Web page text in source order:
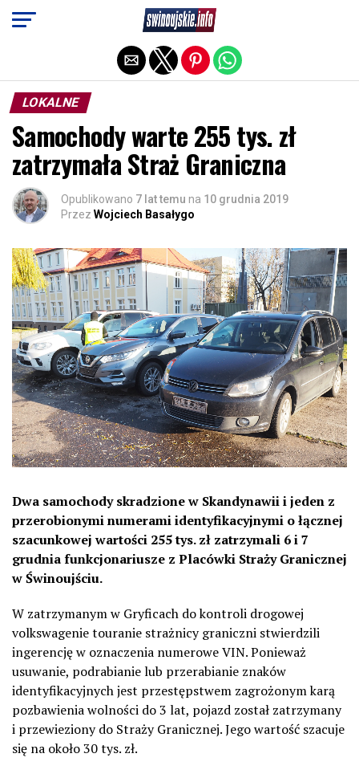
LOKALNE
Samochody warte 255 tys. zł
zatrzymała Straż Graniczna
Opublikowano 7 lat temu na 10 grudnia 2019
Przez Wojciech Basałygo
Dwa samochody skradzione w Skandynawii i jeden z
przerobionymi numerami identyfikacyjnymi o łącznej
szacunkowej wartości 255 tys. zł zatrzymali 6 i 7
grudnia funkcjonariusze z Placówki Straży Granicznej
w Świnoujściu.
W zatrzymanym w Gryficach do kontroli drogowej
volkswagenie touranie strażnicy graniczni stwierdzili
ingerencję w oznaczenia numerowe VIN. Ponieważ
usuwanie, podrabianie lub przerabianie znaków
identyfikacyjnych jest przestępstwem zagrożonym karą
pozbawienia wolności do 3 lat, pojazd został zatrzymany
i przewieziony do Straży Granicznej. Jego wartość szacuje
się na około 30 tys. zł.
Exit mobile version